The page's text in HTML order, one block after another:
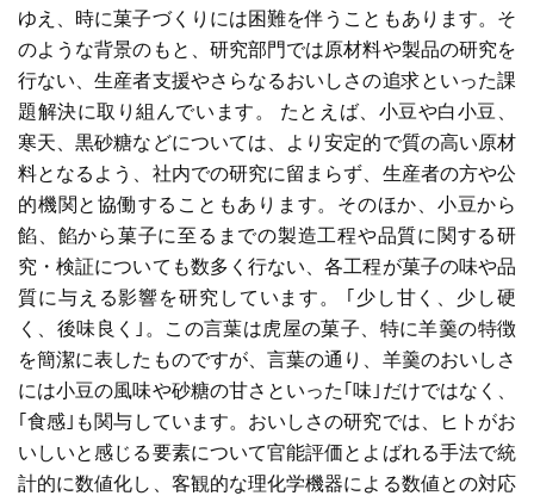
ゆえ、時に菓子づくりには困難を伴うこともあります。そ
のような背景のもと、研究部門では原材料や製品の研究を
行ない、生産者支援やさらなるおいしさの追求といった課
題解決に取り組んでいます。 たとえば、小豆や白小豆、
寒天、黒砂糖などについては、より安定的で質の高い原材
料となるよう、社内での研究に留まらず、生産者の方や公
的機関と協働することもあります。そのほか、小豆から
餡、餡から菓子に至るまでの製造工程や品質に関する研
究・検証についても数多く行ない、各工程が菓子の味や品
質に与える影響を研究しています。 ｢少し甘く、少し硬
く、後味良く｣。この言葉は虎屋の菓子、特に羊羹の特徴
を簡潔に表したものですが、言葉の通り、羊羹のおいしさ
には小豆の風味や砂糖の甘さといった｢味｣だけではなく、
｢食感｣も関与しています。おいしさの研究では、ヒトがお
いしいと感じる要素について官能評価とよばれる手法で統
計的に数値化し、客観的な理化学機器による数値との対応